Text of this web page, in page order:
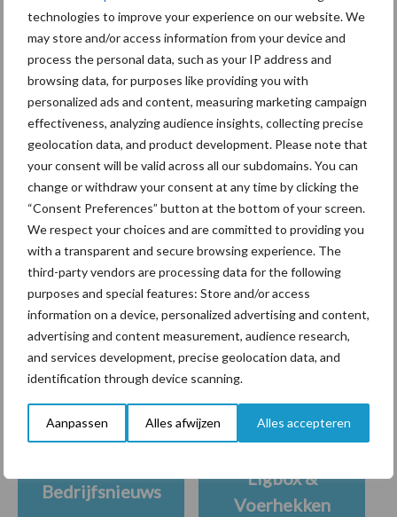
technologies to improve your experience on our website. We
may store and/or access information from your device and
process the personal data, such as your IP address and
browsing data, for purposes like providing you with
personalized ads and content, measuring marketing campaign
effectiveness, analyzing audience insights, collecting precise
geolocation data, and product development. Please note that
your consent will be valid across all our subdomains. You can
change or withdraw your consent at any time by clicking the
“Consent Preferences” button at the bottom of your screen.
We respect your choices and are committed to providing you
with a transparent and secure browsing experience. The
third-party vendors are processing data for the following
purposes and special features: Store and/or access
information on a device, personalized advertising and content,
advertising and content measurement, audience research,
and services development, precise geolocation data, and
identification through device scanning.
Aanpassen Alles afwijzen Alles accepteren
in de greep
De speenhuid: een vaak
onderschatte risicofactor
voor mastitis
ForFarmers ziet volume en
marktaandeel groeien in
krimpende Nederlandse
markt
Themapagina's
Diergezondheid Bemesting
Bedrijfsnieuws
Ligbox &
Voerhekken